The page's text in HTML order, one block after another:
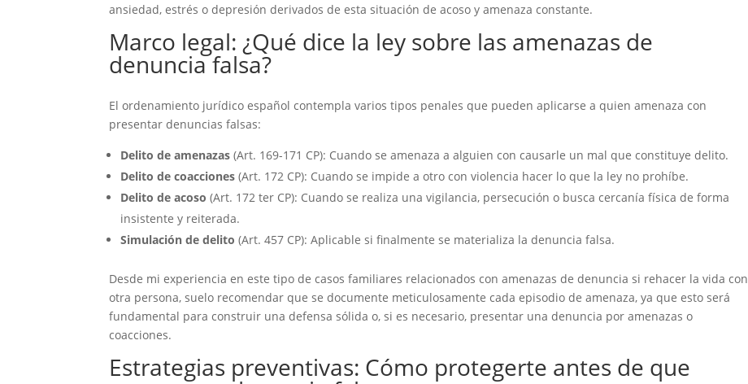
ansiedad, estrés o depresión derivados de esta situación de acoso y amenaza constante.
Marco legal: ¿Qué dice la ley sobre las amenazas de
denuncia falsa?
El ordenamiento jurídico español contempla varios tipos penales que pueden aplicarse a quien amenaza con
presentar denuncias falsas:
Delito de amenazas (Art. 169-171 CP): Cuando se amenaza a alguien con causarle un mal que constituye delito.
Delito de coacciones (Art. 172 CP): Cuando se impide a otro con violencia hacer lo que la ley no prohíbe.
Delito de acoso (Art. 172 ter CP): Cuando se realiza una vigilancia, persecución o busca cercanía física de forma
insistente y reiterada.
Simulación de delito (Art. 457 CP): Aplicable si finalmente se materializa la denuncia falsa.
Desde mi experiencia en este tipo de casos familiares relacionados con amenazas de denuncia si rehacer la vida con
otra persona, suelo recomendar que se documente meticulosamente cada episodio de amenaza, ya que esto será
fundamental para construir una defensa sólida o, si es necesario, presentar una denuncia por amenazas o
coacciones.
Estrategias preventivas: Cómo protegerte antes de que